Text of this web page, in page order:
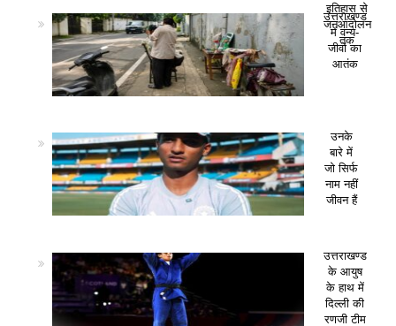
इतिहास से
जनआंदोलन
तक
उत्तराखण्ड
में वन्य-
जीवों का
आतंक
उनके
बारे में
जो सिर्फ
नाम नहीं
जीवन हैं
उत्तराखण्ड
के आयुष
के हाथ में
दिल्ली की
रणजी टीम